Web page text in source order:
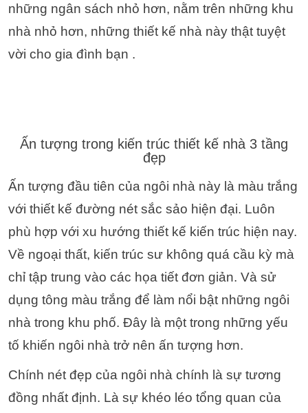
những ngân sách nhỏ hơn, nằm trên những khu
nhà nhỏ hơn, những thiết kế nhà này thật tuyệt
vời cho gia đình bạn .
Ấn tượng trong kiến trúc thiết kế nhà 3 tầng
đẹp
Ấn tượng đầu tiên của ngôi nhà này là màu trắng
với thiết kế đường nét sắc sảo hiện đại. Luôn
phù hợp với xu hướng thiết kế kiến trúc hiện nay.
Về ngoại thất, kiến trúc sư không quá cầu kỳ mà
chỉ tập trung vào các họa tiết đơn giản. Và sử
dụng tông màu trắng để làm nổi bật những ngôi
nhà trong khu phố. Đây là một trong những yếu
tố khiến ngôi nhà trở nên ấn tượng hơn.
Chính nét đẹp của ngôi nhà chính là sự tương
đồng nhất định. Là sự khéo léo tổng quan của